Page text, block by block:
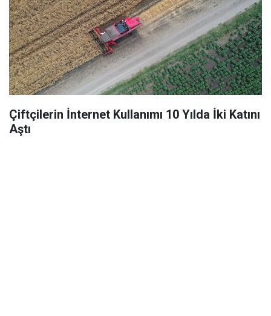
Çiftçilerin İnternet Kullanımı 10 Yılda İki Katını
Aştı